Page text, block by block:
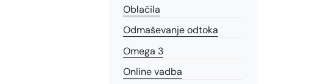
Oblačila
Odmaševanje odtoka
Omega 3
Online vadba